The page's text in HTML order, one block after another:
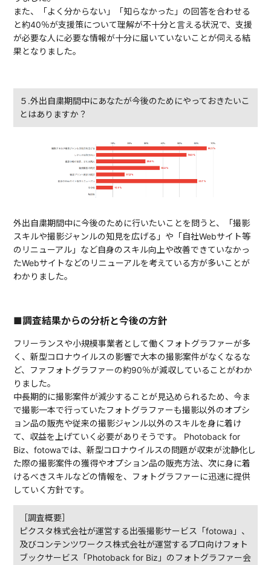
また、「よく分からない」「知らなかった」の回答を合わせる
と約40％が支援策について理解が不十分と言える状況で、支援
が必要な人に必要な情報が十分に届いていないことが伺える結
果となりました。
５.外出自粛期間中にあなたが今後のためにやっておきたいこ
とはありますか？
外出自粛期間中に今後のために行いたいことを問うと、「撮影
スキルや撮影ジャンルの知見を広げる」や「自社Webサイト等
のリニューアル」など自身のスキル向上や改善できていなかっ
たWebサイトなどのリニューアルを考えている方が多いことが
わかりました。
■調査結果からの分析と今後の方針
フリーランスや小規模事業者として働くフォトグラファーが多
く、新型コロナウイルスの影響で大本の撮影案件がなくなるな
ど、ファフォトグラファーの約90％が減収していることがわか
りました。
中長期的に撮影案件が減少することが見込められるため、今ま
で撮影一本で行っていたフォトグラファーも撮影以外のオプシ
ョン品の販売や従来の撮影ジャンル以外のスキルを身に着け
て、収益を上げていく必要がありそうです。 Photoback for
Biz、fotowaでは、新型コロナウイルスの問題が収束が沈静化し
た際の撮影案件の獲得やオプション品の販売方法、次に身に着
けるべきスキルなどの情報を、フォトグラファーに迅速に提供
していく方針です。
［調査概要］
ピクスタ株式会社が運営する出張撮影サービス「fotowa」、
及びコンテンツワークス株式会社が運営するプロ向けフォト
ブックサービス「Photoback for Biz」のフォトグラファー会